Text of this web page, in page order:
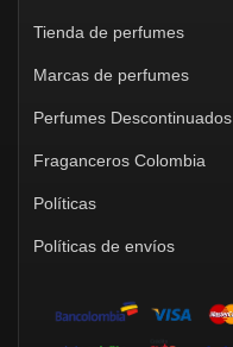
Tienda de perfumes
Marcas de perfumes
Perfumes Descontinuados
Fraganceros Colombia
Políticas
Políticas de envíos